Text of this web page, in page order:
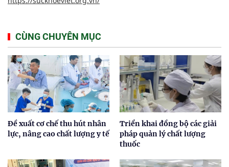
CÙNG CHUYÊN MỤC
Đề xuất cơ chế thu hút nhân
lực, nâng cao chất lượng y tế
Triển khai đồng bộ các giải
pháp quản lý chất lượng
thuốc